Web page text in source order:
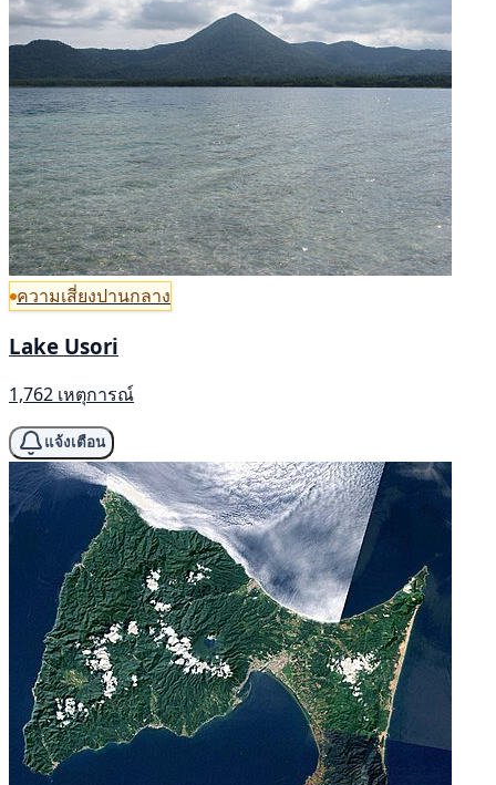
ความเสี่ยงปานกลาง
Lake Usori
1,762 เหตุการณ์
แจ้งเตือน